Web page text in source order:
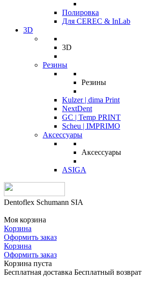
Полировка
Для CEREC & InLab
3D
3D
Резины
Резины
Kulzer | dima Print
NextDent
GC | Temp PRINT
Scheu | IMPRIMO
Аксессуары
Аксессуары
ASIGA
Dentoflex Schumann SIA
Моя корзина
Корзина
Оформить заказ
Корзина
Оформить заказ
Корзина пуста
Бесплатная доставка Бесплатный возврат